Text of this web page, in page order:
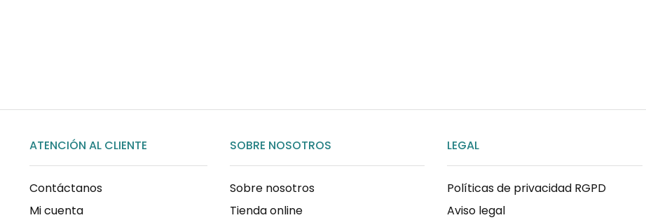
ATENCIÓN AL CLIENTE
Contáctanos
Mi cuenta
SOBRE NOSOTROS
Sobre nosotros
Tienda online
LEGAL
Políticas de privacidad RGPD
Aviso legal